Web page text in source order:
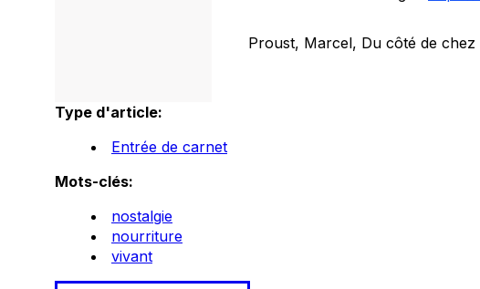
Proust, Marcel, Du côté de
Type d'article:
Entrée de carnet
Mots-clés:
nostalgie
nourriture
vivant